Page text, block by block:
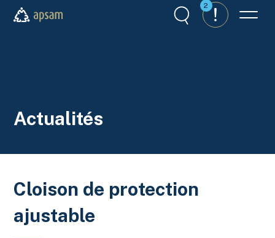
Aller au contenu principal
RechercheAlertes
2
Menu
Actualités
Cloison de protection
ajustable